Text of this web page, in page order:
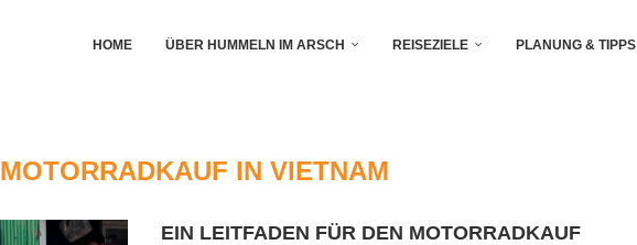
HOME ÜBER HUMMELN IM ARSCH REISEZIELE PLANUNG & TIPPS
MOTORRADKAUF IN VIETNAM
EIN LEITFADEN FÜR DEN MOTORRADKAUF